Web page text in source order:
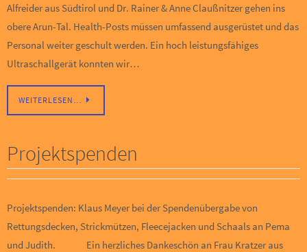
Alfreider aus Südtirol und Dr. Rainer & Anne Claußnitzer gehen ins
obere Arun-Tal. Health-Posts müssen umfassend ausgerüstet und das
Personal weiter geschult werden. Ein hoch leistungsfähiges
Ultraschallgerät konnten wir…
WEITERLESEN…
Projektspenden
Projektspenden: Klaus Meyer bei der Spendenübergabe von
Rettungsdecken, Strickmützen, Fleecejacken und Schaals an Pema
und Judith. Ein herzliches Dankeschön an Frau Kratzer aus